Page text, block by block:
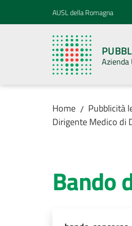
Vai al contenuto
Vai alla navigazioneAUSL della Romagna
Azienda
Home / Pubblicità
Dirigente Medico di
Bando